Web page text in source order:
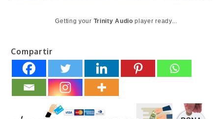
Getting your Trinity Audio player ready...
Compartir